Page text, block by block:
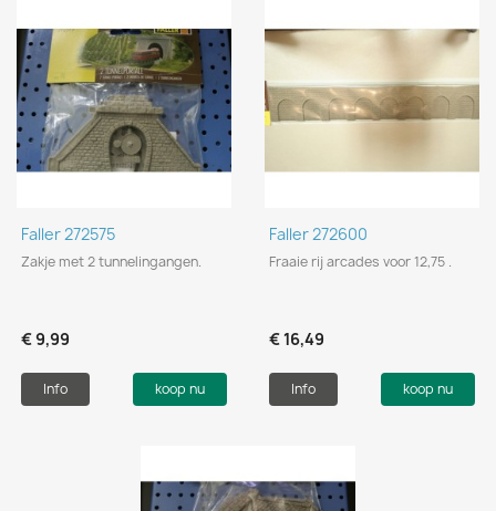
Faller 272575
Zakje met 2 tunnelingangen.
€ 9,99
Info koop nu
Faller 272600
Fraaie rij arcades voor 12,75 .
€ 16,49
Info koop nu